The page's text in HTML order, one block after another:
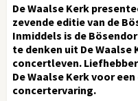
De Waalse Kerk
zevende editie van de
Inmiddels is de
te denken uit De
concertleven.
De Waalse Kerk voor
concertervaring.